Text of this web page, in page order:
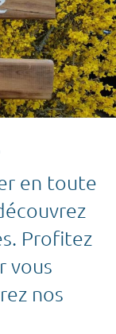
en toute
Profitez
vous
nos